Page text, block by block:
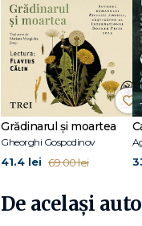
„Am prins cândva o cârtiță
apă, și a dispărut. Așa ar
Franz Kafka s-a născut în
Drept a Universităţii Karl-
povestiri pe care până la
povestirea Colonia
Procesul (1925), Castelul
Kafka după moartea lui
apărut Jurnal și Scrisori către
Grădinarul și moartea
Gheorghi Gospodinov
41.4 lei 69.00 lei
De același